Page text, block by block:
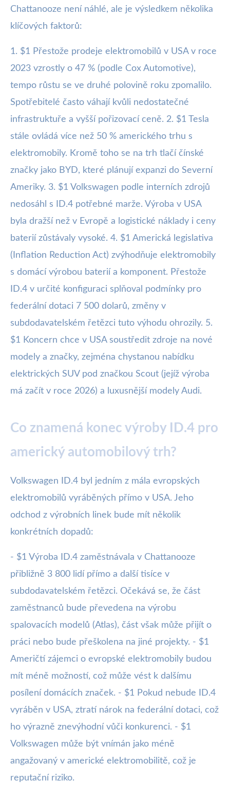
Chattanooze není náhlé, ale je výsledkem několika
klíčových faktorů:
1. $1 Přestože prodeje elektromobilů v USA v roce
2023 vzrostly o 47 % (podle Cox Automotive),
tempo růstu se ve druhé polovině roku zpomalilo.
Spotřebitelé často váhají kvůli nedostatečné
infrastruktuře a vyšší pořizovací ceně. 2. $1 Tesla
stále ovládá více než 50 % amerického trhu s
elektromobily. Kromě toho se na trh tlačí čínské
značky jako BYD, které plánují expanzi do Severní
Ameriky. 3. $1 Volkswagen podle interních zdrojů
nedosáhl s ID.4 potřebné marže. Výroba v USA
byla dražší než v Evropě a logistické náklady i ceny
baterií zůstávaly vysoké. 4. $1 Americká legislativa
(Inflation Reduction Act) zvýhodňuje elektromobily
s domácí výrobou baterií a komponent. Přestože
ID.4 v určité konfiguraci splňoval podmínky pro
federální dotaci 7 500 dolarů, změny v
subdodavatelském řetězci tuto výhodu ohrozily. 5.
$1 Koncern chce v USA soustředit zdroje na nové
modely a značky, zejména chystanou nabídku
elektrických SUV pod značkou Scout (jejíž výroba
má začít v roce 2026) a luxusnější modely Audi.
Co znamená konec výroby ID.4 pro
americký automobilový trh?
Volkswagen ID.4 byl jedním z mála evropských
elektromobilů vyráběných přímo v USA. Jeho
odchod z výrobních linek bude mít několik
konkrétních dopadů:
- $1 Výroba ID.4 zaměstnávala v Chattanooze
přibližně 3 800 lidí přímo a další tisíce v
subdodavatelském řetězci. Očekává se, že část
zaměstnanců bude převedena na výrobu
spalovacích modelů (Atlas), část však může přijít o
práci nebo bude přeškolena na jiné projekty. - $1
Američtí zájemci o evropské elektromobily budou
mít méně možností, což může vést k dalšímu
posílení domácích značek. - $1 Pokud nebude ID.4
vyráběn v USA, ztratí nárok na federální dotaci, což
ho výrazně znevýhodní vůči konkurenci. - $1
Volkswagen může být vnímán jako méně
angažovaný v americké elektromobilitě, což je
reputační riziko.